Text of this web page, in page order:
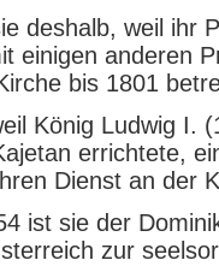
deshalb, weil ihr
einigen anderen
bis 1801
König Ludwig I.
errichtete,
Dienst an der
ist sie der
zur